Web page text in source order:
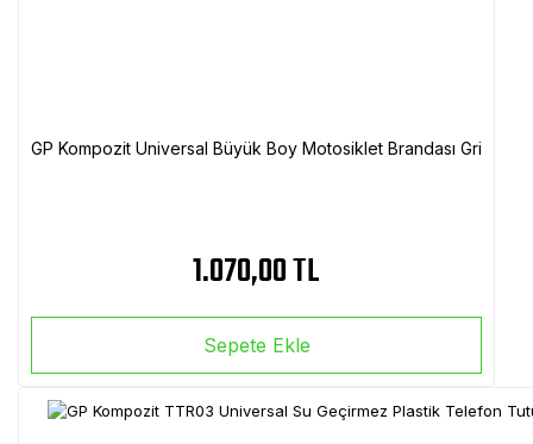
GP Kompozit Universal Büyük Boy Motosiklet Brandası Gri
1.070,00 TL
Sepete Ekle